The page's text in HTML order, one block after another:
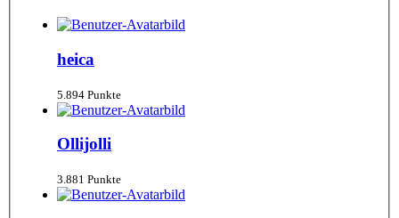
heica
5.894 Punkte
Ollijolli
3.881 Punkte